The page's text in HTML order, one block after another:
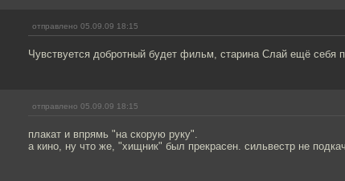
отправлено 05.09.09 18:15
Чувствуется добротный будет фильм, старина Слай ещё себя
отправлено 05.09.09 18:15
плакат и впрямь "на скорую руку".
а кино, ну что же, "хищник" был прекрасен. сильвестр не